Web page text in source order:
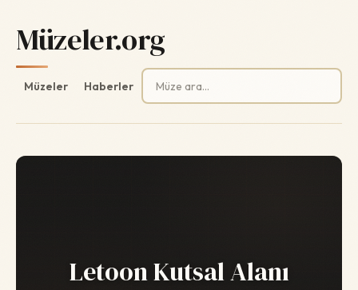
Müzeler.org
Müzeler Haberler
Arama:
Letoon Kutsal Alanı